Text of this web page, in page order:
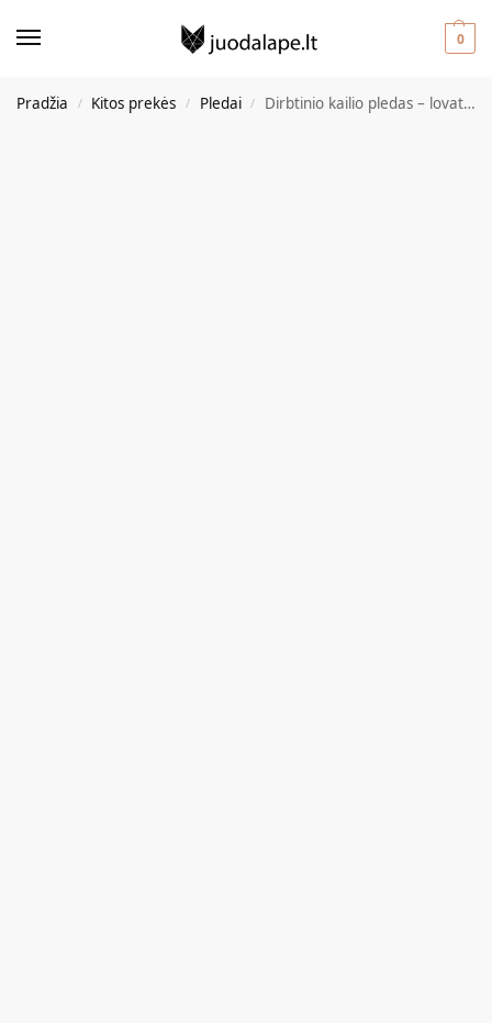
0
Pradžia / Kitos prekės / Pledai / Dirbtinio kailio pledas – lovatiesė 200×230 cm Rudas